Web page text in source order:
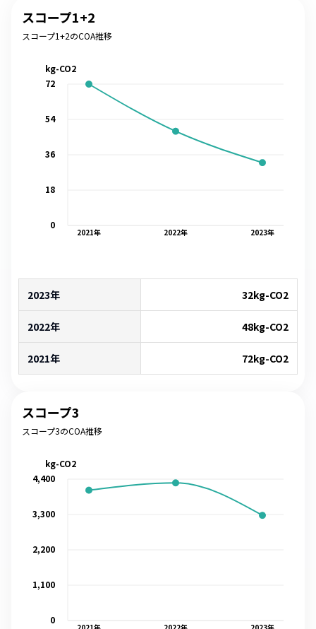
スコープ1+2
スコープ1+2のCOA推移
2021年 2022年 2023年
0
18
36
54
72
kg-CO2
2023年 32kg-CO2
2022年 48kg-CO2
2021年 72kg-CO2
スコープ3
スコープ3のCOA推移
0
1,100
2,200
3,300
4,400
kg-CO2